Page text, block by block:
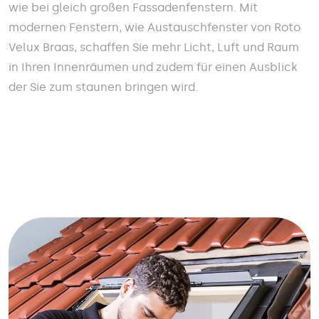
wie bei gleich großen Fassadenfenstern. Mit
modernen Fenstern, wie Austauschfenster von Roto
Velux Braas, schaffen Sie mehr Licht, Luft und Raum
in Ihren Innenräumen und zudem für einen Ausblick
der Sie zum staunen bringen wird.